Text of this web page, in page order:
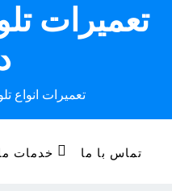
تعمیرات
تعمیرات انواع
خدمات تماس با ما